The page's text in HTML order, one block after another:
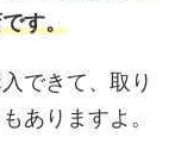
す。
できて、取り
ありますよ。